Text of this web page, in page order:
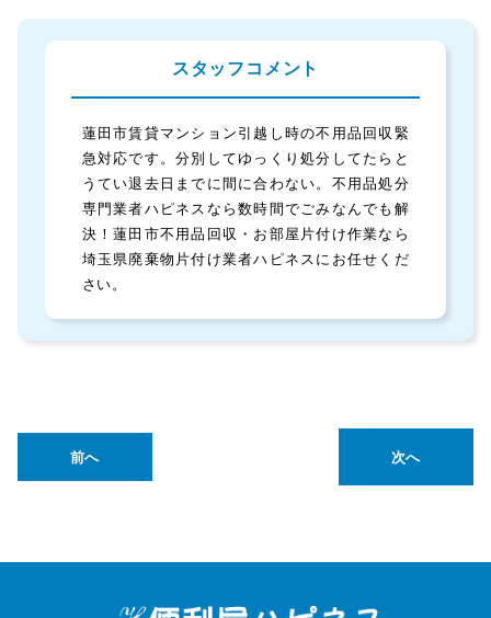
スタッフコメント
蓮田市賃貸マンション引越し時の不用品回収緊
急対応です。分別してゆっくり処分してたらと
うてい退去日までに間に合わない。不用品処分
専門業者ハピネスなら数時間でごみなんでも解
決！蓮田市不用品回収・お部屋片付け作業なら
埼玉県廃棄物片付け業者ハピネスにお任せくだ
さい。
前へ 次へ